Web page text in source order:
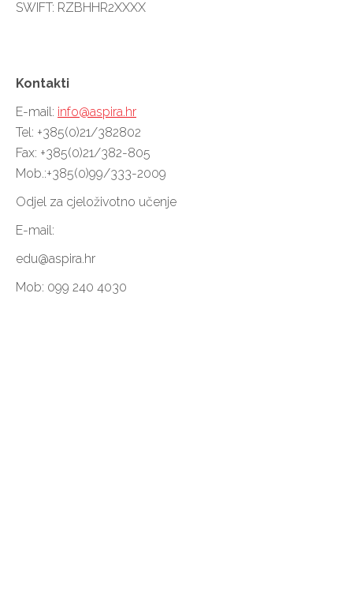
SWIFT: RZBHHR2XXXX
Kontakti
E-mail: info@aspira.hr
Tel: +385(0)21/382802
Fax: +385(0)21/382-805
Mob.:+385(0)99/333-2009
Odjel za cjeloživotno učenje
E-mail:
edu@aspira.hr
Mob: 099 240 4030